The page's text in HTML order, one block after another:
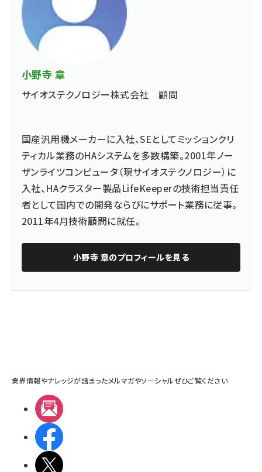
小野寺 章
サイオステクノロジー株式会社 顧問
国産汎用機メーカーに入社、SEとしてミッションクリ
ティカル業務のHAシステムを多数構築。2001年ノー
ザンライツコンピュータ（現サイオステクノロジー）に
入社、HAクラスター製品LifeKeeperの技術担当責任
者として国内での開発ならびにサポート業務に従事。
2011年4月技術顧問に就任。
小野寺 章のプロフィールを見る
業界情報やナレッジが詰まったメルマガやソーシャルぜひご覧ください